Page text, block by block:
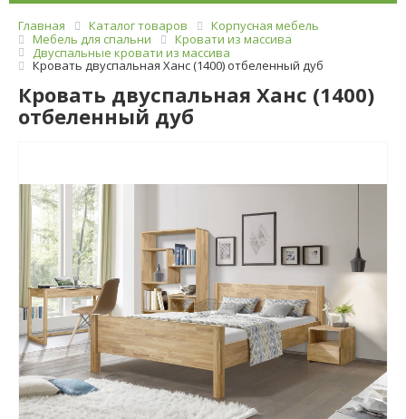
Главная Каталог товаров
Корпусная мебель
Мебель для спальни
Кровати из массива
Двуспальные кровати из массива
Кровать двуспальная Ханс (1400) отбеленный дуб
Кровать двуспальная Ханс (1400)
отбеленный дуб